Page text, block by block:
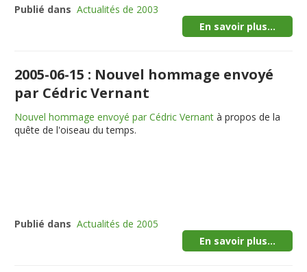
Publié dans Actualités de 2003
En savoir plus...
2005-06-15 : Nouvel hommage envoyé
par Cédric Vernant
Nouvel hommage envoyé par Cédric Vernantà propos de la
quête de l'oiseau du temps.
Publié dans Actualités de 2005
En savoir plus...